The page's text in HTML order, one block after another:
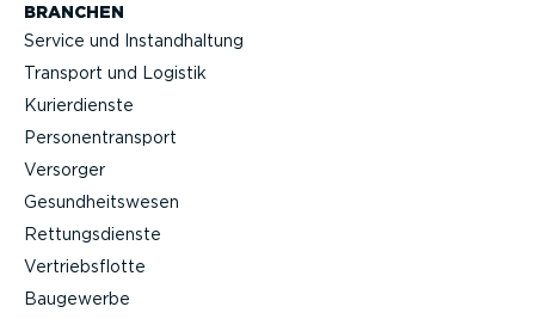
BRANCHEN
Service und Instand­haltung
Transport und Logistik
Kurier­dienste
Perso­nen­transport
Versorger
Gesund­heits­wesen
Rettungs­dienste
Vertriebs­flotte
Baugewerbe